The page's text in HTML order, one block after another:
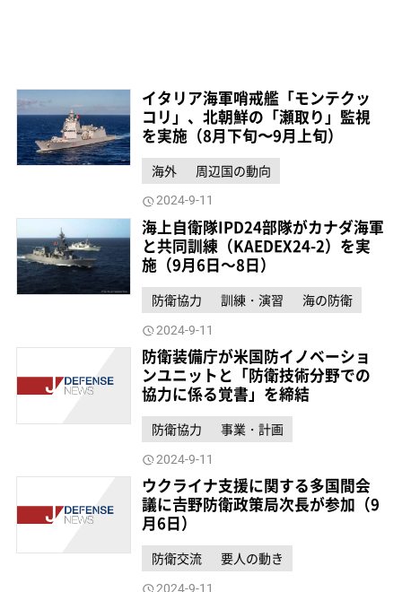
イタリア海軍哨戒艦「モンテクッ
コリ」、北朝鮮の「瀬取り」監視
を実施（8月下旬〜9月上旬）
海外 周辺国の動向
2024-9-11
海上自衛隊IPD24部隊がカナダ海軍
と共同訓練（KAEDEX24-2）を実
施（9月6日～8日）
防衛協力 訓練・演習 海の防衛
2024-9-11
防衛装備庁が米国防イノベーショ
ンユニットと「防衛技術分野での
協力に係る覚書」を締結
防衛協力 事業・計画
2024-9-11
ウクライナ支援に関する多国間会
議に𠮷野防衛政策局次長が参加（9
月6日）
防衛交流 要人の動き
2024-9-11